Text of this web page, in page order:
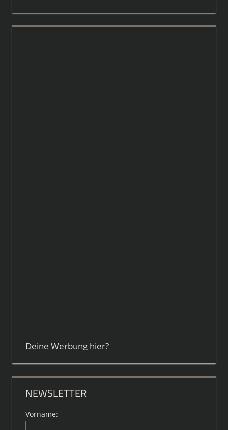
Deine Werbung hier?
NEWSLETTER
Vorname: